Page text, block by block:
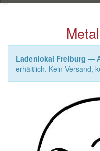
Ladenlokal Freiburg —
erhältlich. Kein Versand,